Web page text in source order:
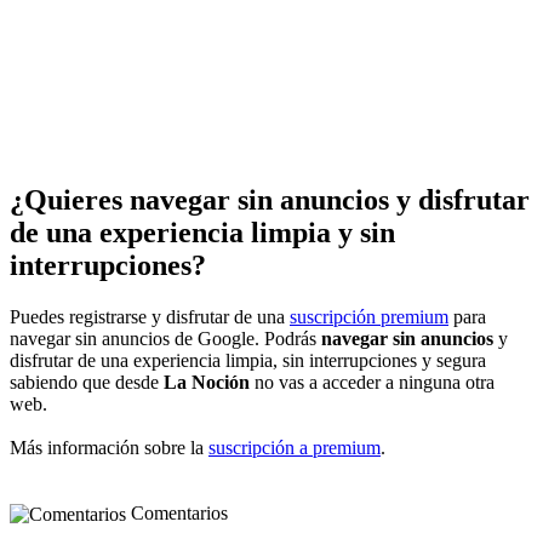
¿Quieres navegar sin anuncios y disfrutar
de una experiencia limpia y sin
interrupciones?
Puedes registrarse y disfrutar de una suscripción premium para
navegar sin anuncios de Google. Podrás navegar sin anuncios y
disfrutar de una experiencia limpia, sin interrupciones y segura
sabiendo que desde La Noción no vas a acceder a ninguna otra
web.
Más información sobre la suscripción a premium.
Comentarios